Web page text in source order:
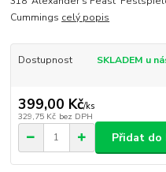
Cummings celý popis
Dostupnost SKLADEM u
399,00 Kč/ks
329,75 Kč bez DPH
Přidat do